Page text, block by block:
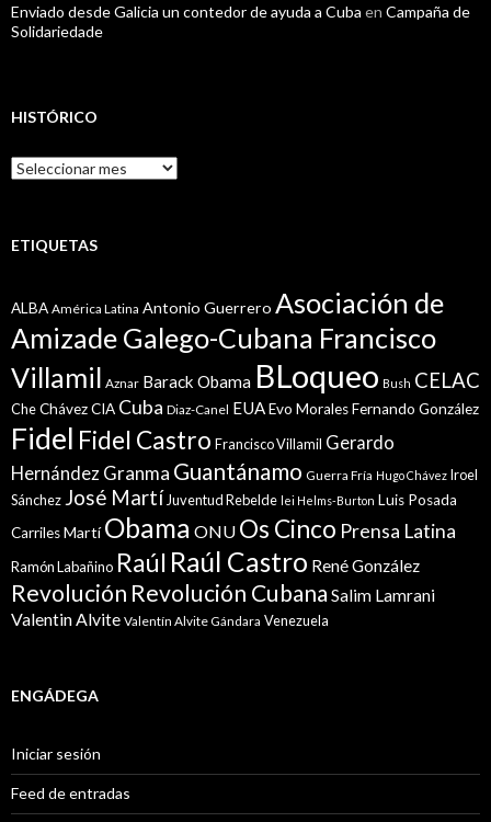
Enviado desde Galicia un contedor de ayuda a Cuba en Campaña de
Solidariedade
HISTÓRICO
Histórico
ETIQUETAS
ALBA América Latina Antonio Guerrero Asociación de
Amizade Galego-Cubana Francisco
Villamil Aznar Barack Obama BLoqueo Bush CELAC
CheChávezCIA Cuba Diaz-Canel EUAEvo MoralesFernando González
Fidel Fidel Castro Francisco Villamil Gerardo
Hernández Granma Guantánamo Guerra Fría Hugo Chávez Iroel
Sánchez José Martí Juventud Rebelde lei Helms-Burton Luis Posada
CarrilesMartí Obama ONU Os Cinco Prensa Latina
Ramón Labañino Raúl Raúl Castro René González
Revolución Revolución Cubana Salim Lamrani
Valentin Alvite Valentín Alvite Gándara Venezuela
ENGÁDEGA
Iniciar sesión
Feed de entradas